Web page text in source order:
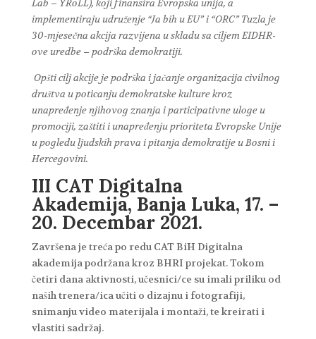
Lab – YRoLL), koji finansira Evropska unija, a
implementiraju udruženje “Ja bih u EU” i “ORC” Tuzla je
30-mjesečna akcija razvijena u skladu sa ciljem EIDHR-
ove uredbe – podrška demokratiji.
Opšti cilj akcije je podrška i jačanje organizacija civilnog
društva u poticanju demokratske kulture kroz
unapređenje njihovog znanja i participativne uloge u
promociji, zaštiti i unapređenju prioriteta Evropske Unije
u pogledu ljudskih prava i pitanja demokratije u Bosni i
Hercegovini.
III CAT Digitalna
Akademija, Banja Luka, 17. –
20. Decembar 2021.
Završena je treća po redu CAT BiH Digitalna
akademija podržana kroz BHRI projekat. Tokom
četiri dana aktivnosti, učesnici/ce su imali priliku od
naših trenera/ica učiti o dizajnu i fotografiji,
snimanju video materijala i montaži, te kreirati i
vlastiti sadržaj.